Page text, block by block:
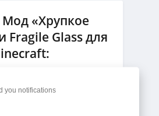
Мод «Хрупкое
Fragile Glass для
you notifications